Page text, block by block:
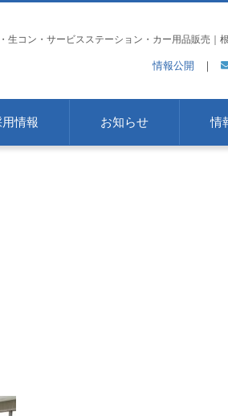
生コン・サービスステーション・カー用品販売｜
情報公開 ｜
情報 お知らせ 情